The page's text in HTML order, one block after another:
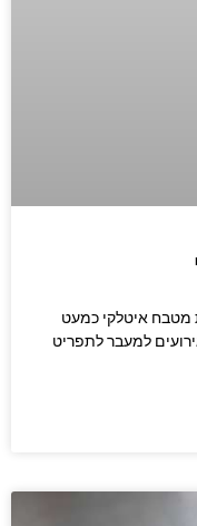
9541 שף פיצות מטבח איטלקי כמעט
למעבר לתפריט